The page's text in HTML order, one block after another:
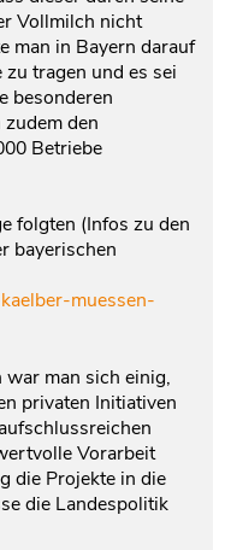
Vollmilch nicht
man in Bayern darauf
tragen und es sei
besonderen
den
Betriebe
folgten (Infos zu den
bayerischen
muessen-
man sich einig,
privaten Initiativen
Vorarbeit
die Projekte in die
die Landespolitik